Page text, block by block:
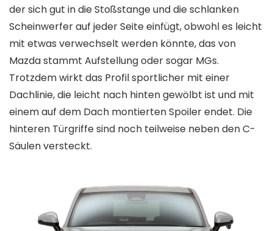
der sich gut in die Stoßstange und die schlanken
Scheinwerfer auf jeder Seite einfügt, obwohl es leicht
mit etwas verwechselt werden könnte, das von
Mazda stammt Aufstellung oder sogar MGs.
Trotzdem wirkt das Profil sportlicher mit einer
Dachlinie, die leicht nach hinten gewölbt ist und mit
einem auf dem Dach montierten Spoiler endet. Die
hinteren Türgriffe sind noch teilweise neben den C-
Säulen versteckt.